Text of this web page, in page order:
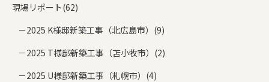
現場リポート(62)
2025 K様邸新築工事（北広島市）(9)
2025 T様邸新築工事（苫小牧市）(2)
2025 U様邸新築工事（札幌市）(4)